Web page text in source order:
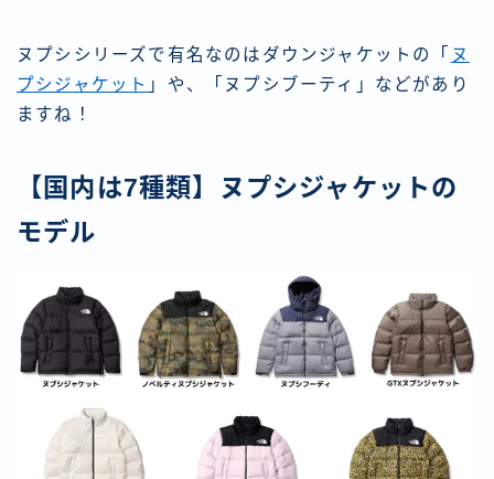
ヌプシシリーズで有名なのはダウンジャケットの「 ヌ
プシジャケット 」や、「ヌプシブーティ」などがあり
ますね！
【国内は7種類】ヌプシジャケットの
モデル